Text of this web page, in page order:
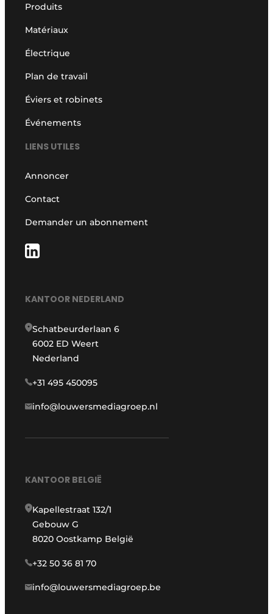
Produits
Matériaux
Électrique
Plan de travail
Éviers et robinets
Événements
LIENS UTILES
Annoncer
Contact
Demander un abonnement
KANTOOR NEDERLAND
Schatbeurderlaan 6
6002 ED Weert
Nederland
+31 495 450095
info@louwersmediagroep.nl
KANTOOR BELGIË
Kapellestraat 132/1
Gebouw G
8020 Oostkamp België
+32 50 36 81 70
info@louwersmediagroep.be